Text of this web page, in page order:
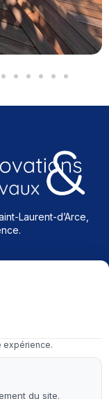
Laurent-d’Arce,
expérience.
du site.